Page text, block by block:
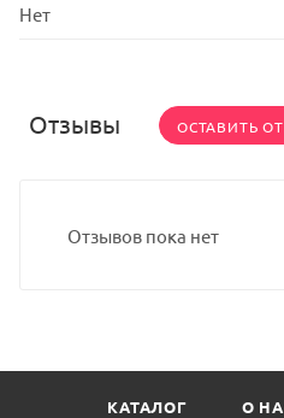
Нет
Отзывы ОСТАВИТЬ
Отзывов пока нет
КАТАЛОГ О